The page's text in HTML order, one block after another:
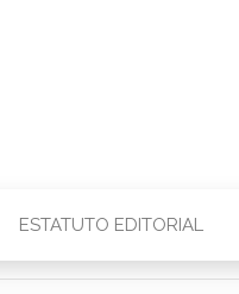
ESTATUTO EDITORIAL